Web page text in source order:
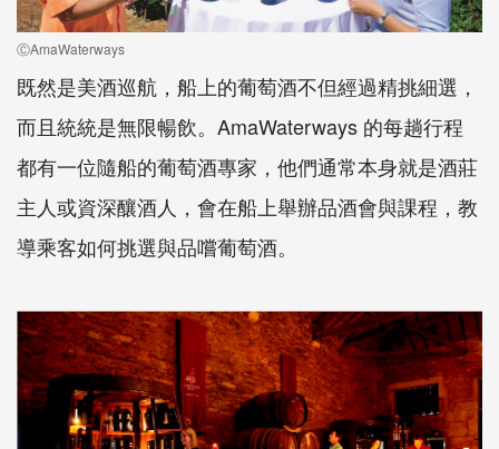
ⒸAmaWaterways
既然是美酒巡航，船上的葡萄酒不但經過精挑細選，
而且統統是無限暢飲。AmaWaterways 的每趟行程
都有一位隨船的葡萄酒專家，他們通常本身就是酒莊
主人或資深釀酒人，會在船上舉辦品酒會與課程，教
導乘客如何挑選與品嚐葡萄酒。